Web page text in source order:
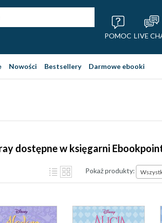
POMOC LIVE
Nowości Bestsellery Darmowe ebooki
dostępne w księgarni
Pokaż produkty: